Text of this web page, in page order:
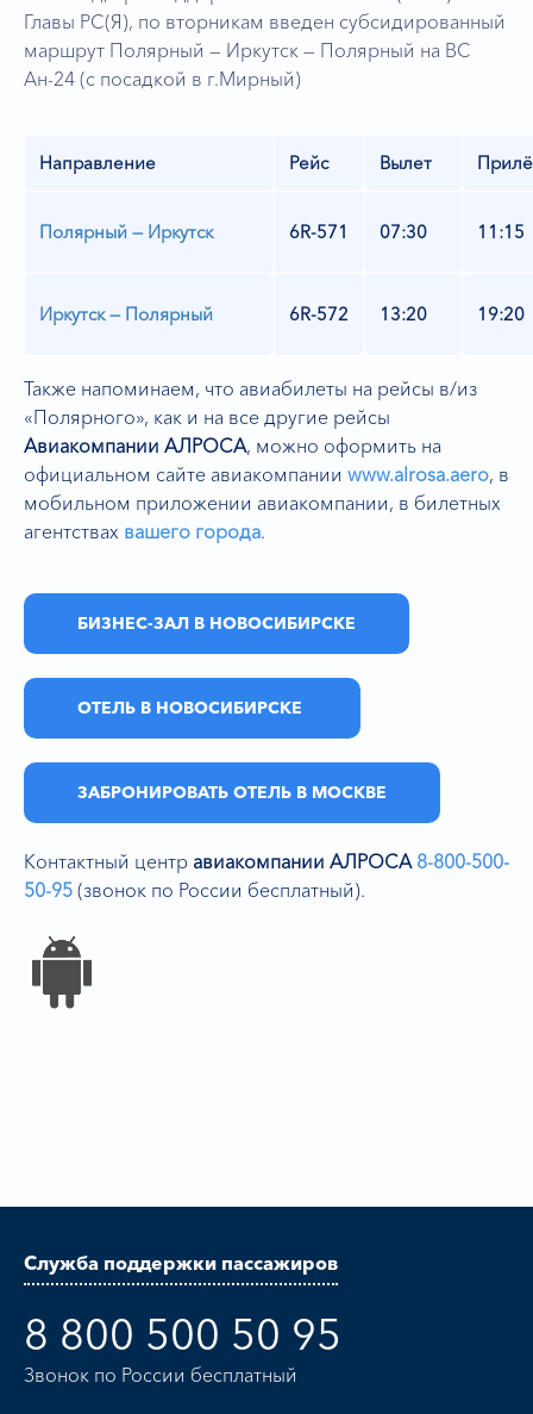
Главы РС(Я), по вторникам введен субсидированный
маршрут Полярный — Иркутск — Полярный на ВС
Ан-24 (с посадкой в г.Мирный)
Направление Рейс Вылет
Полярный — Иркутск 6R-571 07:30 11:15
Иркутск — Полярный 6R-572 13:20 19:20
Также напоминаем, что авиабилеты на рейсы в/из
«Полярного», как и на все другие рейсы
Авиакомпании АЛРОСА, можно оформить на
официальном сайте авиакомпании www.alrosa.aero, в
мобильном приложении авиакомпании, в билетных
агентствах вашего города.
БИЗНЕС-ЗАЛ В НОВОСИБИРСКЕ
ОТЕЛЬ В НОВОСИБИРСКЕ
ЗАБРОНИРОВАТЬ ОТЕЛЬ В МОСКВЕ
Контактный центр авиакомпании АЛРОСА 8-800-500-
50-95 (звонок по России бесплатный).
Служба поддержки пассажиров
8 800 500 50 95
Звонок по России бесплатный